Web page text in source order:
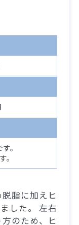
。
。
脂に加えヒ
した。 左右
のため、ヒ